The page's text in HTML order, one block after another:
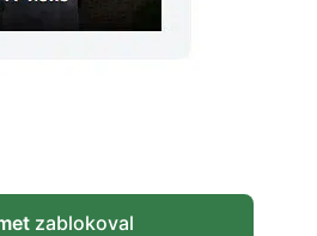
zablokoval